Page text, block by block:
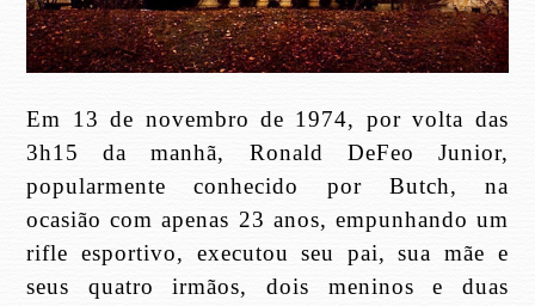
Em 13 de novembro de 1974, por volta das
3h15 da manhã, Ronald DeFeo Junior,
popularmente conhecido por Butch, na
ocasião com apenas 23 anos, empunhando um
rifle esportivo, executou seu pai, sua mãe e
seus quatro irmãos, dois meninos e duas